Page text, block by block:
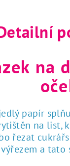
na
papír
na list,
řezat
výřezem a tato